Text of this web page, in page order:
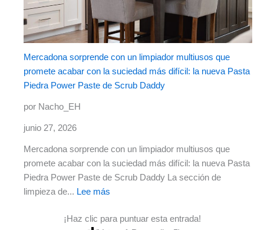
Mercadona sorprende con un limpiador multiusos que
promete acabar con la suciedad más difícil: la nueva Pasta
Piedra Power Paste de Scrub Daddy
por Nacho_EH
junio 27, 2026
Mercadona sorprende con un limpiador multiusos que
promete acabar con la suciedad más difícil: la nueva Pasta
Piedra Power Paste de Scrub Daddy La sección de
limpieza de... Lee más
¡Haz clic para puntuar esta entrada!